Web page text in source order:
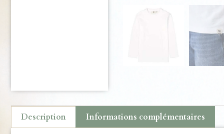
Description Informations complémentaires